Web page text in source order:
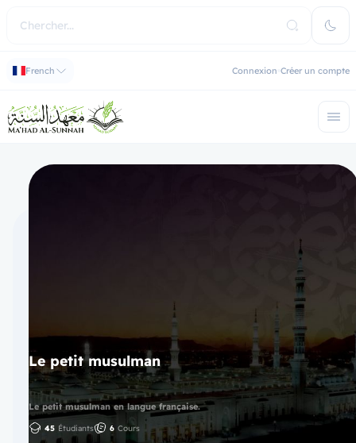
French Connexion Créer un compte
Le petit musulman
Le petit musulman en langue française.
45 Étudiants 6 Cours